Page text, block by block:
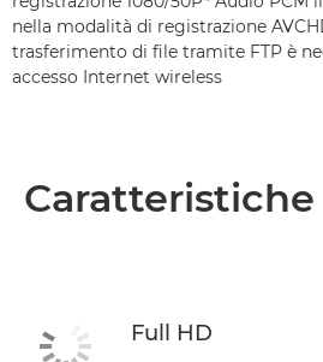
nella modalità di registrazione
trasferimento di file tramite FTP è
accesso Internet wireless
Caratteristiche
Full HD